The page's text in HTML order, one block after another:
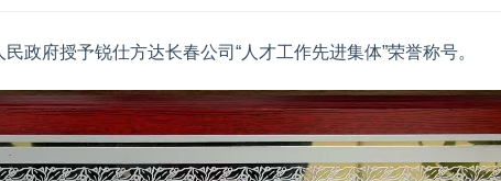
政府授予锐仕方达长春公司“人才工作先进集体”荣誉称号。